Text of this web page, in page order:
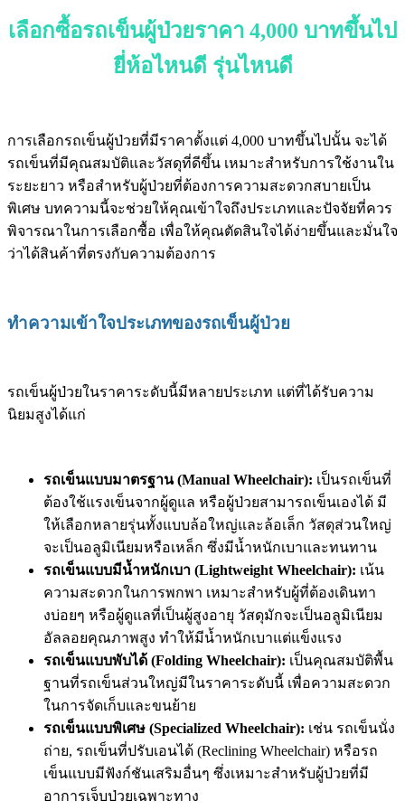
เลือกซื้อรถเข็นผู้ป่วยราคา 4,000 บาทขึ้นไป
ยี่ห้อไหนดี รุ่นไหนดี
การเลือกรถเข็นผู้ป่วยที่มีราคาตั้งแต่ 4,000 บาทขึ้นไปนั้น จะได้
รถเข็นที่มีคุณสมบัติและวัสดุที่ดีขึ้น เหมาะสำหรับการใช้งานใน
ระยะยาว หรือสำหรับผู้ป่วยที่ต้องการความสะดวกสบายเป็น
พิเศษ บทความนี้จะช่วยให้คุณเข้าใจถึงประเภทและปัจจัยที่ควร
พิจารณาในการเลือกซื้อ เพื่อให้คุณตัดสินใจได้ง่ายขึ้นและมั่นใจ
ว่าได้สินค้าที่ตรงกับความต้องการ
ทำความเข้าใจประเภทของรถเข็นผู้ป่วย
รถเข็นผู้ป่วยในราคาระดับนี้มีหลายประเภท แต่ที่ได้รับความ
นิยมสูงได้แก่
รถเข็นแบบมาตรฐาน (Manual Wheelchair): เป็นรถเข็นที่
ต้องใช้แรงเข็นจากผู้ดูแล หรือผู้ป่วยสามารถเข็นเองได้ มี
ให้เลือกหลายรุ่นทั้งแบบล้อใหญ่และล้อเล็ก วัสดุส่วนใหญ่
จะเป็นอลูมิเนียมหรือเหล็ก ซึ่งมีน้ำหนักเบาและทนทาน
รถเข็นแบบมีน้ำหนักเบา (Lightweight Wheelchair): เน้น
ความสะดวกในการพกพา เหมาะสำหรับผู้ที่ต้องเดินทา
งบ่อยๆ หรือผู้ดูแลที่เป็นผู้สูงอายุ วัสดุมักจะเป็นอลูมิเนียม
อัลลอยคุณภาพสูง ทำให้มีน้ำหนักเบาแต่แข็งแรง
รถเข็นแบบพับได้ (Folding Wheelchair): เป็นคุณสมบัติพื้น
ฐานที่รถเข็นส่วนใหญ่มีในราคาระดับนี้ เพื่อความสะดวก
ในการจัดเก็บและขนย้าย
รถเข็นแบบพิเศษ (Specialized Wheelchair): เช่น รถเข็นนั่ง
ถ่าย, รถเข็นที่ปรับเอนได้ (Reclining Wheelchair) หรือรถ
เข็นแบบมีฟังก์ชันเสริมอื่นๆ ซึ่งเหมาะสำหรับผู้ป่วยที่มี
อาการเจ็บป่วยเฉพาะทาง